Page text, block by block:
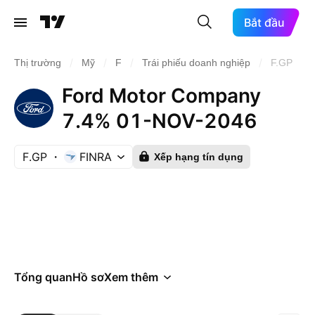
Bắt đầu
Thị trường Mỹ F Trái phiếu doanh nghiệp F.GP
Ford Motor Company
7.4% 01-NOV-2046
F.GP FINRA Xếp hạng tín dụng
Tổng quanHồ sơXem thêm